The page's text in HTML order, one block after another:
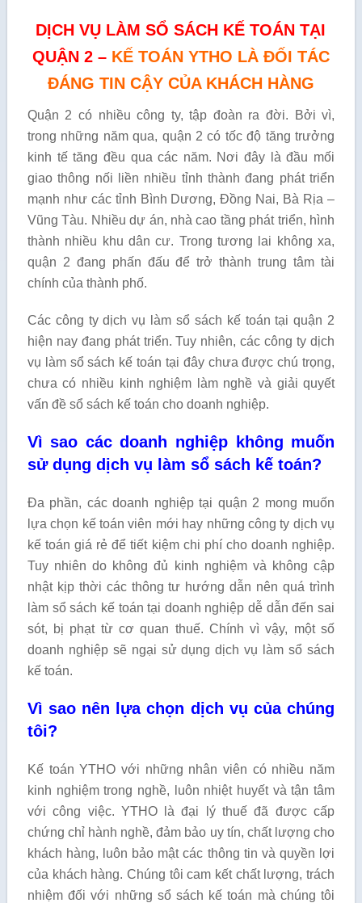
DỊCH VỤ LÀM SỔ SÁCH KẾ TOÁN TẠI
QUẬN 2 – KẾ TOÁN YTHO LÀ ĐỐI TÁC
ĐÁNG TIN CẬY CỦA KHÁCH HÀNG
Quận 2 có nhiều công ty, tập đoàn ra đời. Bởi vì,
trong những năm qua, quận 2 có tốc độ tăng trưởng
kinh tế tăng đều qua các năm. Nơi đây là đầu mối
giao thông nối liền nhiều tỉnh thành đang phát triển
mạnh như các tỉnh Bình Dương, Đồng Nai, Bà Rịa –
Vũng Tàu. Nhiều dự án, nhà cao tầng phát triển, hình
thành nhiều khu dân cư. Trong tương lai không xa,
quận 2 đang phấn đấu để trở thành trung tâm tài
chính của thành phố.
Các công ty dịch vụ làm sổ sách kế toán tại quận 2
hiện nay đang phát triển. Tuy nhiên, các công ty dịch
vụ làm sổ sách kế toán tại đây chưa được chú trọng,
chưa có nhiều kinh nghiệm làm nghề và giải quyết
vấn đề sổ sách kế toán cho doanh nghiệp.
Vì sao các doanh nghiệp không muốn
sử dụng dịch vụ làm sổ sách kế toán?
Đa phần, các doanh nghiệp tại quận 2 mong muốn
lựa chọn kế toán viên mới hay những công ty dịch vụ
kế toán giá rẻ để tiết kiệm chi phí cho doanh nghiệp.
Tuy nhiên do không đủ kinh nghiệm và không cập
nhật kịp thời các thông tư hướng dẫn nên quá trình
làm sổ sách kế toán tại doanh nghiệp dễ dẫn đến sai
sót, bị phạt từ cơ quan thuế. Chính vì vậy, một số
doanh nghiệp sẽ ngại sử dụng dịch vụ làm sổ sách
kế toán.
Vì sao nên lựa chọn dịch vụ của chúng
tôi?
Kế toán YTHO với những nhân viên có nhiều năm
kinh nghiệm trong nghề, luôn nhiệt huyết và tận tâm
với công việc. YTHO là đại lý thuế đã được cấp
chứng chỉ hành nghề, đảm bảo uy tín, chất lượng cho
khách hàng, luôn bảo mật các thông tin và quyền lợi
của khách hàng. Chúng tôi cam kết chất lượng, trách
nhiệm đối với những sổ sách kế toán mà chúng tôi